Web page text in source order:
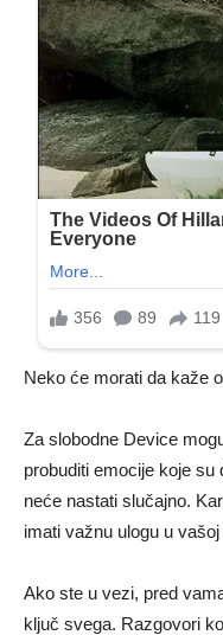
Neko će morati da kaže
Za slobodne Device
probuditi emocije koje su
neće nastati slučajno.
imati važnu ulogu u
Ako ste u vezi, pred
ključ svega. Razgovori